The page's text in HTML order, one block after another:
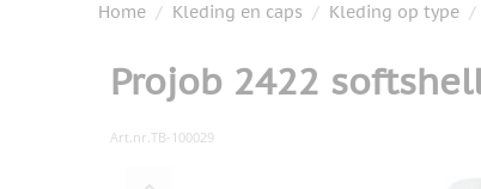
Home / Kleding en caps / Kleding op type /
Projob 2422
Art.nr.TB-100029